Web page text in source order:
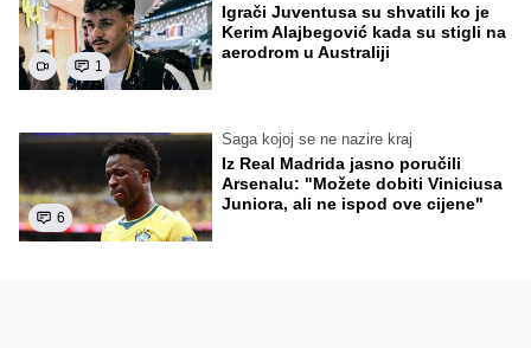
1
Igrači Juventusa su shvatili ko je
Kerim Alajbegović kada su stigli na
aerodrom u Australiji
6
Saga kojoj se ne nazire kraj
Iz Real Madrida jasno poručili
Arsenalu: "Možete dobiti Viniciusa
Juniora, ali ne ispod ove cijene"